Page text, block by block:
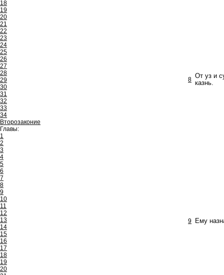
18
19
20
21
22
23
24
25
26
27
28
29
30
31
32
33
34
Второзаконие
Главы:
1
2
3
4
5
6
7
8
9
10
11
12
13
14
15
16
17
18
19
20
8 От уз и
казнь.
9 Ему